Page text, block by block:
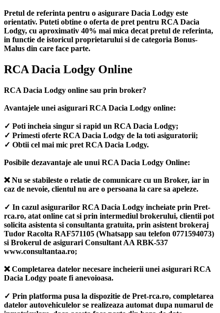
Pretul de referinta pentru o asigurare Dacia Lodgy este
orientativ. Puteti obtine o oferta de pret pentru RCA Dacia
Lodgy, cu aproximativ 40% mai mica decat pretul de referinta,
in functie de istoricul proprietarului si de categoria Bonus-
Malus din care face parte.
RCA Dacia Lodgy Online
RCA Dacia Lodgy online sau prin broker?
Avantajele unei asigurari RCA Dacia Lodgy online:
✓ Poti incheia singur si rapid un RCA Dacia Lodgy;
✓ Primesti oferte RCA Dacia Lodgy de la toti asiguratorii;
✓ Obtii cel mai mic pret RCA Dacia Lodgy.
Posibile dezavantaje ale unui RCA Dacia Lodgy Online:
❌ Nu se stabileste o relatie de comunicare cu un Broker, iar in
caz de nevoie, clientul nu are o persoana la care sa apeleze.
✓ In cazul asigurarilor RCA Dacia Lodgy incheiate prin Pret-
rca.ro, atat online cat si prin intermediul brokerului, clientii pot
solicita asistenta si consultanta gratuita, prin asistent brokeraj
Tudor Racolta RAF571105 (Whatsapp sau telefon 0771594073)
si Brokerul de asigurari Consultant AA RBK-537
www.consultantaa.ro;
❌ Completarea datelor necesare incheierii unei asigurari RCA
Dacia Lodgy poate fi anevoioasa.
✓ Prin platforma pusa la dispozitie de Pret-rca.ro, completarea
datelor autovehiculelor se realizeaza automat dupa numarul de